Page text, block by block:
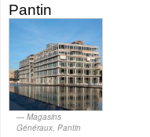
Pantin
Magasins
Généraux, Pantin